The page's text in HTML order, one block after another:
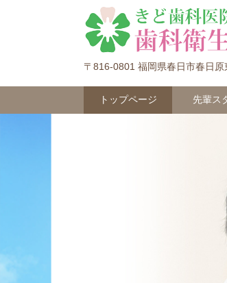
〒816-0801 福岡県春日市春日
トップページ 先輩ス